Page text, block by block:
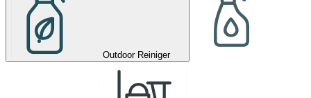
Outdoor Reiniger